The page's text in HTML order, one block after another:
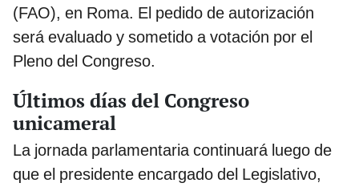
(FAO), en Roma. El pedido de autorización
será evaluado y sometido a votación por el
Pleno del Congreso.
Últimos días del Congreso
unicameral
La jornada parlamentaria continuará luego de
que el presidente encargado del Legislativo,